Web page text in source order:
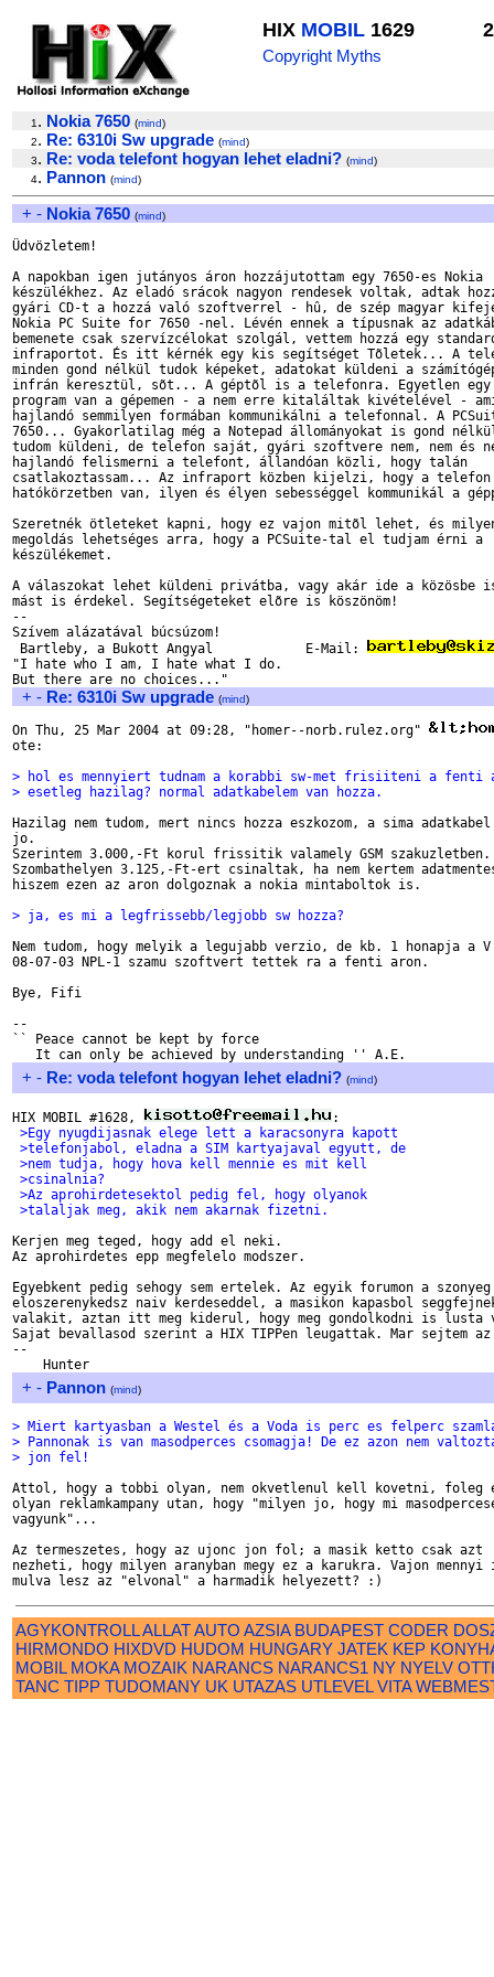
HIX MOBIL 1629
Copyright Myths
1 . Nokia 7650 (mind)
2. Re: 6310i Sw upgrade (mind)
3. Re: voda telefont hogyan lehet eladni? (mind)
4. Pannon (mind)
+ - Nokia 7650 (mind)
Üdvözletem!
A napokban igen jutányos áron hozzájutottam egy 7650-es Nokia
készülékhez. Az eladó srácok nagyon rendesek voltak, adtak
gyári CD-t a hozzá való szoftverrel - hû, de szép magyar
Nokia PC Suite for 7650 -nel. Lévén ennek a típusnak az
bemenete csak szervízcélokat szolgál, vettem hozzá egy
infraportot. És itt kérnék egy kis segítséget Tõletek... A
minden gond nélkül tudok képeket, adatokat küldeni a
infrán keresztül, sõt... A géptõl is a telefonra. Egyetlen egy
program van a gépemen - a nem erre kitaláltak kivételével -
hajlandó semmilyen formában kommunikálni a telefonnal. A
7650... Gyakorlatilag még a Notepad állományokat is gond
tudom küldeni, de telefon saját, gyári szoftvere nem, nem és
hajlandó felismerni a telefont, állandóan közli, hogy talán
csatlakoztassam... Az infraport közben kijelzi, hogy a telefon
hatókörzetben van, ilyen és élyen sebességgel kommunikál a
Szeretnék ötleteket kapni, hogy ez vajon mitõl lehet, és
megoldás lehetséges arra, hogy a PCSuite-tal el tudjam érni a
készülékemet.
A válaszokat lehet küldeni privátba, vagy akár ide a közösbe
mást is érdekel. Segítségeteket elõre is köszönöm!
--
Szívem alázatával búcsúzom!
Bartleby, a Bukott Angyal            E-Mail:
"I hate who I am, I hate what I do.
+ - Re: 6310i Sw upgrade (mind)
On Thu, 25 Mar 2004 at 09:28, "homer--norb.rulez.org"
ote:
> hol es mennyiert tudnam a korabbi sw-met frisiiteni a fenti
> esetleg hazilag? normal adatkabelem van hozza.
Hazilag nem tudom, mert nincs hozza eszkozom, a sima
jo.
Szerintem 3.000,-Ft korul frissitik valamely GSM
Szombathelyen 3.125,-Ft-ert csinaltak, ha nem kertem
hiszem ezen az aron dolgoznak a nokia mintaboltok is.
> ja, es mi a legfrissebb/legjobb sw hozza?
Nem tudom, hogy melyik a legujabb verzio, de kb. 1 honapja a
08-07-03 NPL-1 szamu szoftvert tettek ra a fenti aron.
Bye, Fifi
--
`` Peace cannot be kept by force
+ - Re: voda telefont hogyan lehet eladni? (mind)
HIX MOBIL #1628,
>Egy nyugdijasnak elege lett a karacsonyra kapott
>telefonjabol, eladna a SIM kartyajaval egyutt, de
>nem tudja, hogy hova kell mennie es mit kell
>csinalnia?
>Az aprohirdetesektol pedig fel, hogy olyanok
>talaljak meg, akik nem akarnak fizetni.
Kerjen meg teged, hogy add el neki.
Az aprohirdetes epp megfelelo modszer.
Egyebkent pedig sehogy sem ertelek. Az egyik forumon a
eloszerenykedsz naiv kerdeseddel, a masikon kapasbol
valakit, aztan itt meg kiderul, hogy meg gondolkodni is lusta
Sajat bevallasod szerint a HIX TIPPen leugattak. Mar sejtem
--
+ - Pannon (mind)
> Miert kartyasban a Westel és a Voda is perc es felperc
> Pannonak is van masodperces csomagja! De ez azon nem
> jon fel!
Attol, hogy a tobbi olyan, nem okvetlenul kell kovetni, foleg
olyan reklamkampany utan, hogy "milyen jo, hogy mi
vagyunk"...
Az termeszetes, hogy az ujonc jon fol; a masik ketto csak azt
nezheti, hogy milyen aranyban megy ez a karukra. Vajon mennyi
AGYKONTROLLALLATAUTO AZSIA BUDAPEST CODER
HIRMONDO HIXDVD HUDOM HUNGARY JATEK KEP
MOBIL MOKA MOZAIK NARANCS NARANCS1 NY NYELV
TANC TIPP TUDOMANY UK UTAZAS UTLEVEL VITA